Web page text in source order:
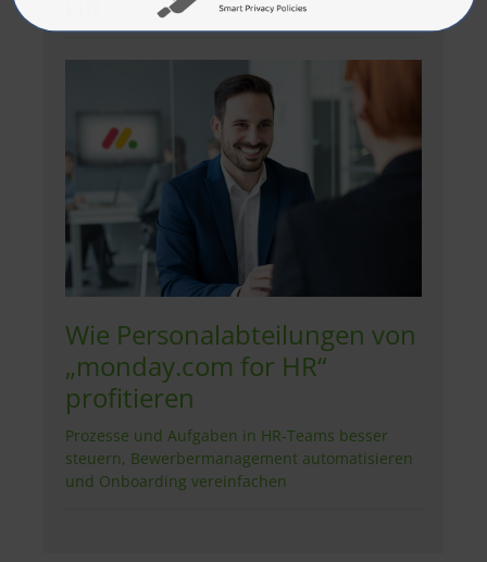
Wie Personalabteilungen von
„monday.com for HR“
profitieren
Prozesse und Aufgaben in HR-Teams besser
steuern, Bewerbermanagement automatisieren
und Onboarding vereinfachen